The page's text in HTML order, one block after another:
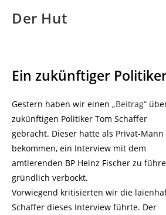
Der Hut
Ein zukünftiger
Gestern haben wir einen „Beitrag“
zukünftigen Politiker Tom Schaffer
gebracht. Dieser hatte als Privat-
bekommen, ein Interview mit dem
amtierenden BP Heinz Fischer zu
gründlich verbockt.
Vorwiegend kritisierten wir die
Schaffer dieses Interview führte. Der